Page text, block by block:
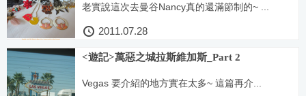
老實說這次去曼谷Nancy真的還滿節制的~ ...
2011.07.28
<遊記>萬惡之城拉斯維加斯_Part 2
Vegas 要介紹的地方實在太多~ 這篇再介...